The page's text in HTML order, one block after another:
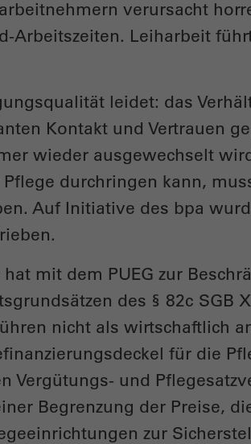
verursacht
Arbeitszeiten. Leiharbeit
leidet: das
Kontakt und Vertrauen
wieder ausgewechselt
durchringen kann,
Auf Initiative des bpa
hat mit dem PUEG zur
des § 82c SGB
nicht als wirtschaftlich
für die
Vergütungs- und
Begrenzung der Preise,
zur